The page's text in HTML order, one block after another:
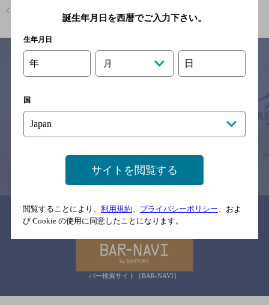
念のためお店にご確認の上ご来店くださいますようお願い申し上げま
す。
情報提供：ぐるなび
関連リンク
バー検索サイト［BAR-NAVI］
誕生年月日を西暦でご入力下さい。
生年月日
年 月 日
国
サイトを閲覧する
閲覧することにより、 利用規約 プライバシーポリシー 、およ
び Cookie の使用に同意したことになります。